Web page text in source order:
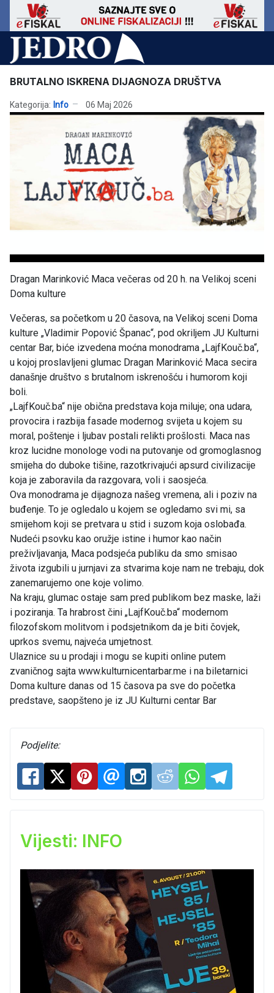
BRUTALNO ISKRENA DIJAGNOZA DRUŠTVA
Kategorija: Info 06 Maj 2026
Dragan Marinković Maca večeras od 20 h. na Velikoj sceni
Doma kulture
Večeras, sa početkom u 20 časova, na Velikoj sceni Doma
kulture „Vladimir Popović Španac“, pod okriljem JU Kulturni
centar Bar, biće izvedena moćna monodrama „LajfKouč.ba“,
u kojoj proslavljeni glumac Dragan Marinković Maca secira
današnje društvo s brutalnom iskrenošću i humorom koji
boli.
„LajfKouč.ba“ nije obična predstava koja miluje; ona udara,
provocira i razbija fasade modernog svijeta u kojem su
moral, poštenje i ljubav postali relikti prošlosti. Maca nas
kroz lucidne monologe vodi na putovanje od gromoglasnog
smijeha do duboke tišine, razotkrivajući apsurd civilizacije
koja je zaboravila da razgovara, voli i saosjeća.
Ova monodrama je dijagnoza našeg vremena, ali i poziv na
buđenje. To je ogledalo u kojem se ogledamo svi mi, sa
smijehom koji se pretvara u stid i suzom koja oslobađa.
Nudeći psovku kao oružje istine i humor kao način
preživljavanja, Maca podsjeća publiku da smo smisao
života izgubili u jurnjavi za stvarima koje nam ne trebaju, dok
zanemarujemo one koje volimo.
Na kraju, glumac ostaje sam pred publikom bez maske, laži
i poziranja. Ta hrabrost čini „LajfKouč.ba“ modernom
filozofskom molitvom i podsjetnikom da je biti čovjek,
uprkos svemu, najveća umjetnost.
Ulaznice su u prodaji i mogu se kupiti online putem
zvaničnog sajta www.kulturnicentarbar.me i na biletarnici
Doma kulture danas od 15 časova pa sve do početka
predstave, saopšteno je iz JU Kulturni centar Bar
Podjelite:
Vijesti: INFO